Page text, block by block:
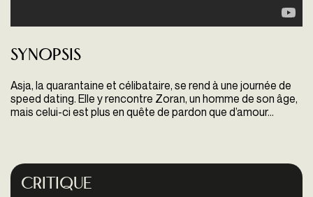
Synopsis
Asja, la quarantaine et célibataire, se rend à une journée de
speed dating. Elle y rencontre Zoran, un homme de son âge,
mais celui-ci est plus en quête de pardon que d’amour...
Critique